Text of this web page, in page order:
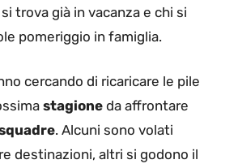
si trova già in vacanza e chi si
pomeriggio in famiglia.
cercando di ricaricare le pile
stagione da affrontare
. Alcuni sono volati
destinazioni, altri si godono il